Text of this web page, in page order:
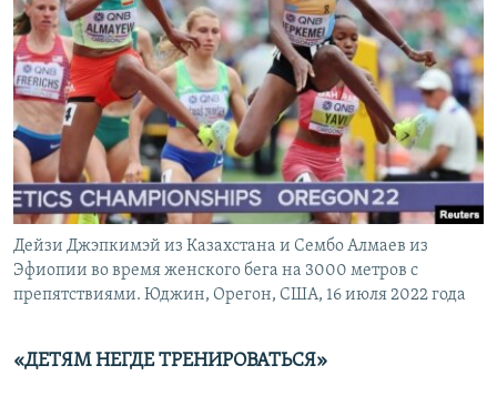
Дейзи Джэпкимэй из Казахстана и Сембо Алмаев из
Эфиопии во время женского бега на 3000 метров с
препятствиями. Юджин, Орегон, США, 16 июля 2022 года
«ДЕТЯМ НЕГДЕ ТРЕНИРОВАТЬСЯ»